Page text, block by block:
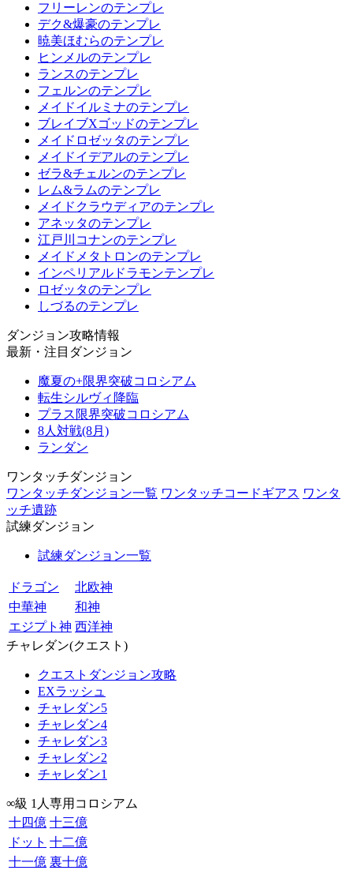
フリーレンのテンプレ
デク&爆豪のテンプレ
暁美ほむらのテンプレ
ヒンメルのテンプレ
ランスのテンプレ
フェルンのテンプレ
メイドイルミナのテンプレ
ブレイブXゴッドのテンプレ
メイドロゼッタのテンプレ
メイドイデアルのテンプレ
ゼラ&チェルンのテンプレ
レム&ラムのテンプレ
メイドクラウディアのテンプレ
アネッタのテンプレ
江戸川コナンのテンプレ
メイドメタトロンのテンプレ
インペリアルドラモンテンプレ
ロゼッタのテンプレ
しづるのテンプレ
ダンジョン攻略情報
最新・注目ダンジョン
魔夏の+限界突破コロシアム
転生シルヴィ降臨
プラス限界突破コロシアム
8人対戦(8月)
ランダン
ワンタッチダンジョン
ワンタッチダンジョン一覧 ワンタッチコードギアス ワンタ
ッチ遺跡
試練ダンジョン
試練ダンジョン一覧
ドラゴン
北欧神
中華神
和神
エジプト神 西洋神
チャレダン(クエスト)
クエストダンジョン攻略
EXラッシュ
チャレダン5
チャレダン4
チャレダン3
チャレダン2
チャレダン1
∞級 1人専用コロシアム
十四億 十三億
ドット 十二億
十一億 裏十億